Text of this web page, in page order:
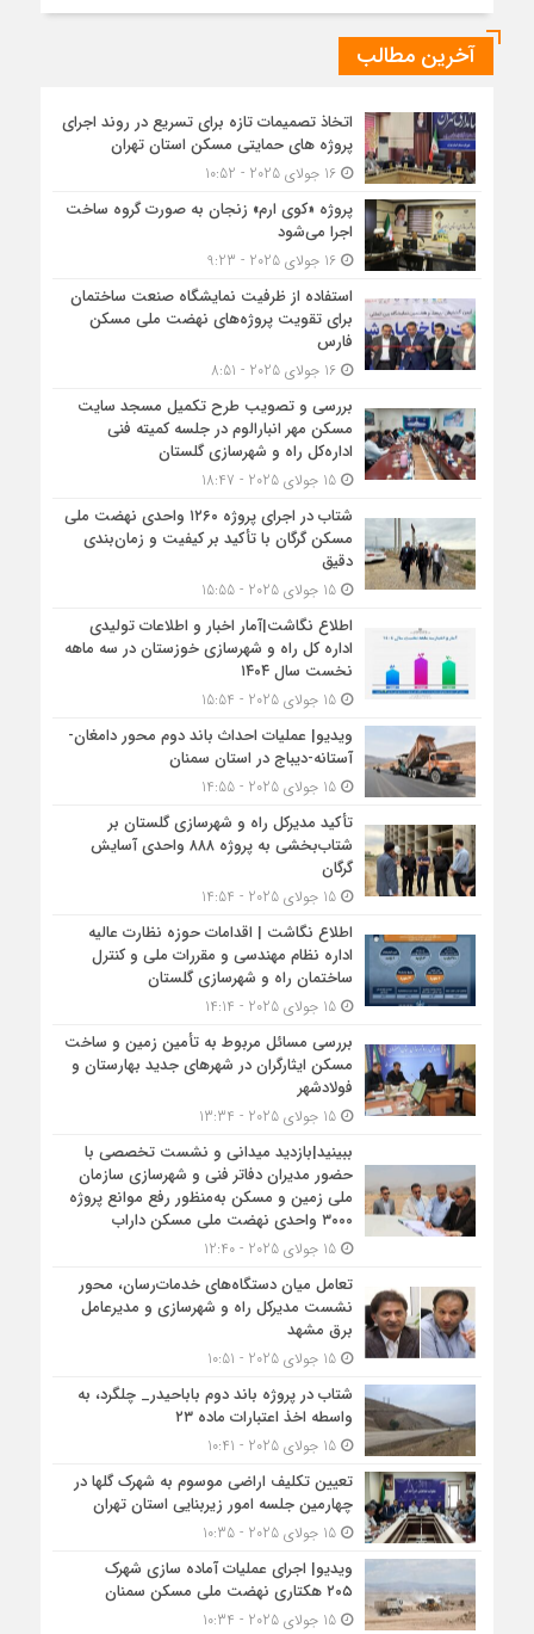
آخرین مطالب
اتخاذ تصمیمات تازه برای تسریع در روند اجرای
پروژه های حمایتی مسکن استان تهران
16 جولای 2025 - 10:52
پروژه «کوی ارم» زنجان به صورت گروه ساخت
اجرا می‌شود
16 جولای 2025 - 9:23
استفاده از ظرفیت نمایشگاه صنعت ساختمان
برای تقویت پروژه‌های نهضت ملی مسکن
فارس
16 جولای 2025 - 8:51
بررسی و تصویب طرح تکمیل مسجد سایت
مسکن مهر انبارالوم در جلسه کمیته فنی
اداره‌کل راه و شهرسازی گلستان
15 جولای 2025 - 18:47
شتاب در اجرای پروژه ۱۲۶۰ واحدی نهضت ملی
مسکن گرگان با تأکید بر کیفیت و زمان‌بندی
دقیق
15 جولای 2025 - 15:55
اطلاع نگاشت|آمار اخبار و اطلاعات تولیدی
اداره کل راه و شهرسازی خوزستان در سه ماهه
نخست سال ۱۴۰۴
15 جولای 2025 - 15:54
ویدیو| عملیات احداث باند دوم محور دامغان-
آستانه-دیباج در استان سمنان
15 جولای 2025 - 14:55
تأکید مدیرکل راه و شهرسازی گلستان بر
شتاب‌بخشی به پروژه ۸۸۸ واحدی آسایش
گرگان
15 جولای 2025 - 14:54
اطلاع نگاشت | اقدامات حوزه نظارت عالیه
اداره نظام مهندسی و مقررات ملی و کنترل
ساختمان راه و شهرسازی گلستان
15 جولای 2025 - 14:14
بررسی مسائل مربوط به تأمین زمین و ساخت
مسکن ایثارگران در شهرهای جدید بهارستان و
فولادشهر
15 جولای 2025 - 13:34
ببینید|بازدید میدانی و نشست تخصصی با
حضور مدیران دفاتر فنی و شهرسازی سازمان
ملی زمین و مسکن به‌منظور رفع موانع پروژه
۳۰۰۰ واحدی نهضت ملی مسکن داراب
15 جولای 2025 - 12:40
تعامل میان دستگاه‌های خدمات‌رسان، محور
نشست مدیرکل راه و شهرسازی و مدیرعامل
برق مشهد
15 جولای 2025 - 10:51
شتاب در پروژه باند دوم باباحیدر_ چلگرد، به
واسطه اخذ اعتبارات ماده ۲۳
15 جولای 2025 - 10:41
تعیین تکلیف اراضی موسوم به شهرک گلها در
چهارمین جلسه امور زیربنایی استان تهران
15 جولای 2025 - 10:35
ویدیو| اجرای عملیات آماده سازی شهرک
۲۰۵ هکتاری نهضت ملی مسکن سمنان
15 جولای 2025 - 10:34